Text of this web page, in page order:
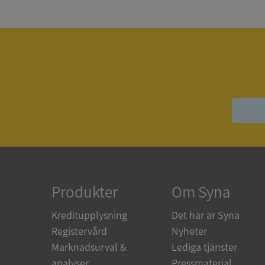
Produkter
Kreditupplysning
Registervård
Marknadsurval &
Om Syna
Det här är Syna
Nyheter
Lediga tjänster
ASP.NET_SessionId
ARRAffinity